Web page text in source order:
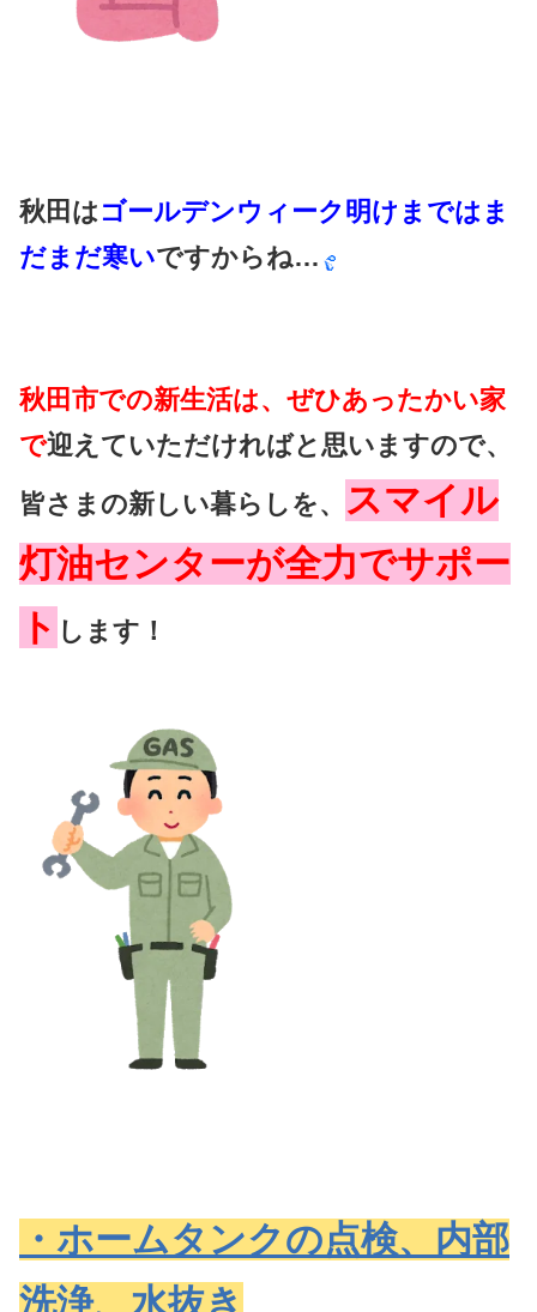
秋田はゴールデンウィーク明けまではま
だまだ寒いですからね…
秋田市での新生活は、ぜひあったかい家
で迎えていただければと思いますので、
皆さまの新しい暮らしを、 スマイル
灯油センターが全力でサポー
ト します！
・ホームタンクの点検、内部
洗浄、水抜き